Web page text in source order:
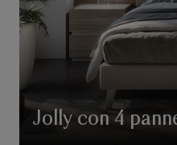
Jolly con 4